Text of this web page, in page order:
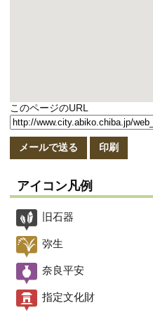
このページのURL
メールで送る 印刷
アイコン凡例
旧石器
弥生
奈良平安
指定文化財